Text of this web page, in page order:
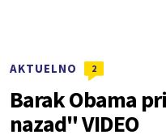
AKTUELNO 2
Barak Obama
nazad" VIDEO